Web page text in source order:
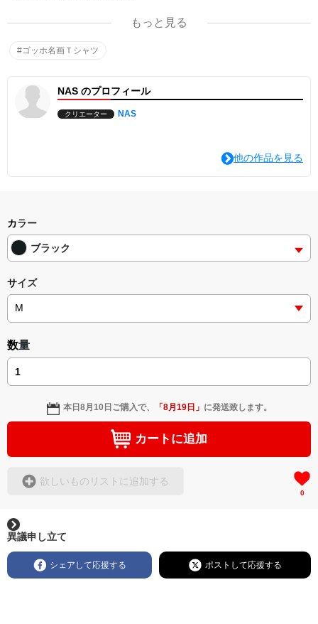
左袖「グレーのフェルトハットをかぶった自画像」とロゴ
●このTシャツの生地は特厚スーパーヘビー7.4オンスとなってい
で、
厚手のTシャツは存在感がありますので、スカートにもパンツスタ
イルにも合わせやすいです。
●生地の厚さ
もっと見る
#ゴッホ名画Ｔシャツ
NAS のプロフィール
クリエーター NAS
他の作品を見る
カラー
ブラック
サイズ
数量
本日8月10日 ご購入で、 「8月19日 」 に発送致します。
カートに追加
欲しいものリストに追加する
0
異議申し立て
シェアして応援する ポストして応援する